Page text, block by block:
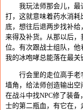
我玩法师那会儿，最讲
打，这就意味着药水消
底，想往后退两步找补
来得及补货。从那以后
位。有次跟战士组队，
我的冰咆哮总能落在最关
行会里的走位高手老李
墙角，给法师创造输出
在战斗中找NPC修了装
士的第二瓶血，有它在